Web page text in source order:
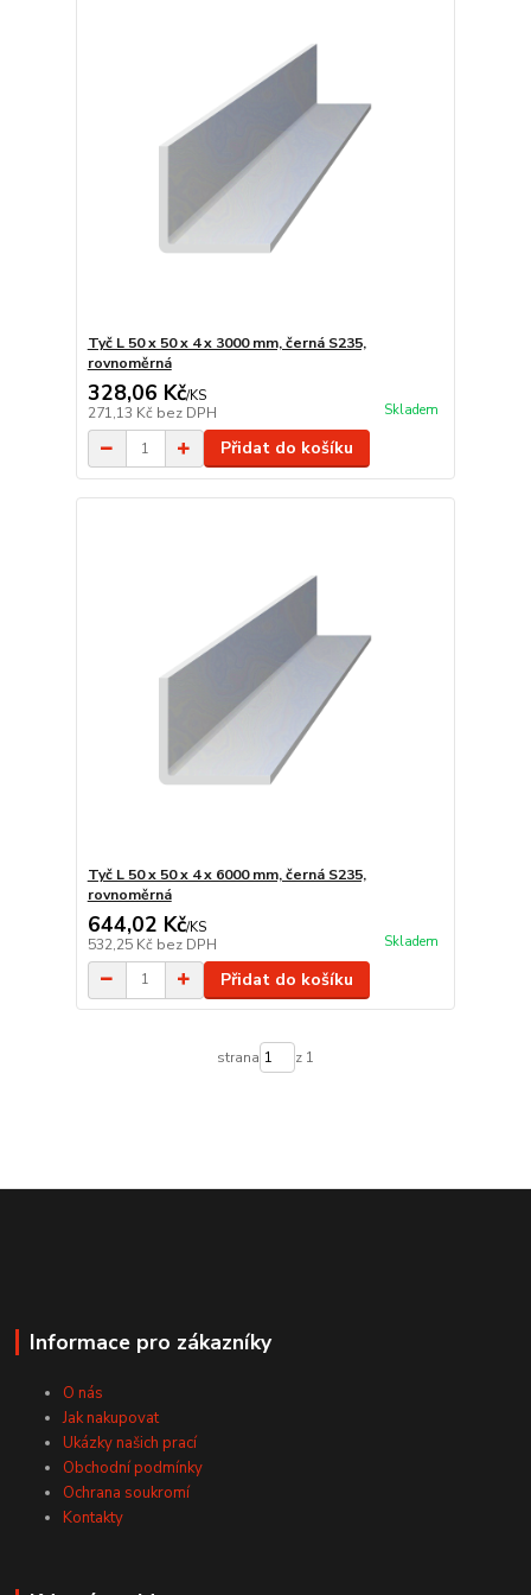
Tyč L 50 x 50 x 4 x 3000 mm, černá S235,
rovnoměrná
328,06 Kč/KS
271,13 Kč bez DPH Skladem
Přidat do košíku
Tyč L 50 x 50 x 4 x 6000 mm, černá S235,
rovnoměrná
644,02 Kč/KS
532,25 Kč bez DPH Skladem
Přidat do košíku
strana z 1
Informace pro zákazníky
O nás
Jak nakupovat
Ukázky našich prací
Obchodní podmínky
Ochrana soukromí
Kontakty